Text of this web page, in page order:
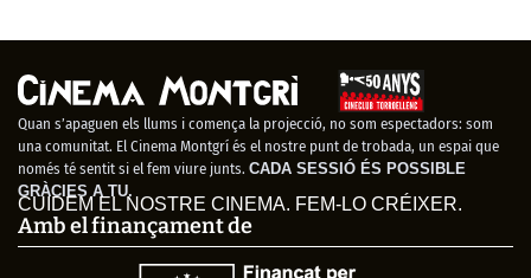
Quan s’apaguen els llums i comença la projecció, no som espectadors: som
una comunitat. El Cinema Montgrí és el nostre punt de trobada, un espai que
només té sentit si el fem viure junts. CADA SESSIÓ ÉS POSSIBLE
GRÀCIES A TU.
CUIDEM EL NOSTRE CINEMA. FEM-LO CRÉIXER.
Amb el finançament de